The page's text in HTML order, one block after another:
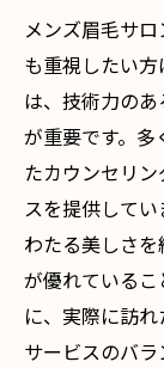
メンズ眉毛サ
も重視したい
は、技術力の
が重要です。
たカウンセリ
スを提供して
わたる美しさ
が優れている
に、実際に訪
サービスのバ